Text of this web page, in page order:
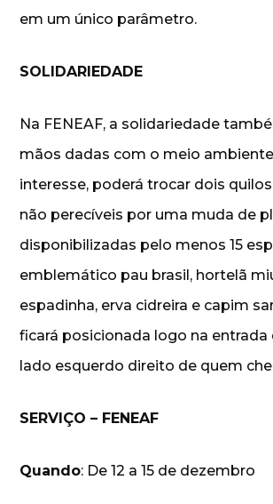
em um único parâmetro.
SOLIDARIEDADE
Na FENEAF, a solidariedade
mãos dadas com o meio
interesse, poderá trocar dois
não perecíveis por uma muda de
disponibilizadas pelo menos 15
emblemático pau brasil, hortelã
espadinha, erva cidreira e capim
ficará posicionada logo na entrada
lado esquerdo direito de quem
SERVIÇO – FENEAF
Quando: De 12 a 15 de dezembro